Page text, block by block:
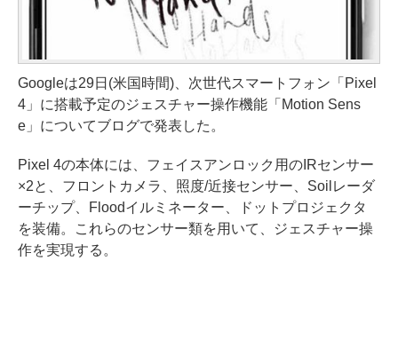
Googleは29日(米国時間)、次世代スマートフォン「Pixel
4」に搭載予定のジェスチャー操作機能「Motion Sens
e」についてブログで発表した。
Pixel 4の本体には、フェイスアンロック用のIRセンサー
×2と、フロントカメラ、照度/近接センサー、Soilレーダ
ーチップ、Floodイルミネーター、ドットプロジェクタ
を装備。これらのセンサー類を用いて、ジェスチャー操
作を実現する。